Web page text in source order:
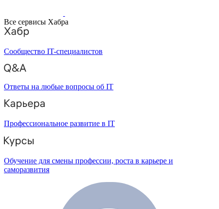
Все сервисы Хабра
Сообщество IT-специалистов
Ответы на любые вопросы об IT
Профессиональное развитие в IT
Обучение для смены профессии, роста в карьере и
саморазвития